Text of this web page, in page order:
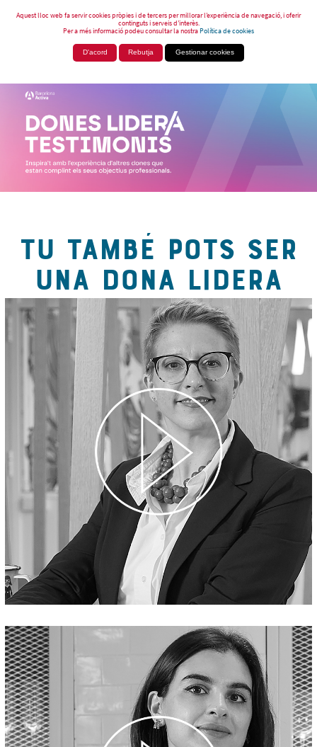
Aquest lloc web fa servir cookies pròpies i de tercers per millorar l’experiència de navegació, i oferir
continguts i serveis d’interès.
Per a més informació podeu consultar la nostraPolítica de cookies
D'acord Rebutja Gestionar cookies
TU TAMBÉ POTS SER
UNA DONA LIDERA